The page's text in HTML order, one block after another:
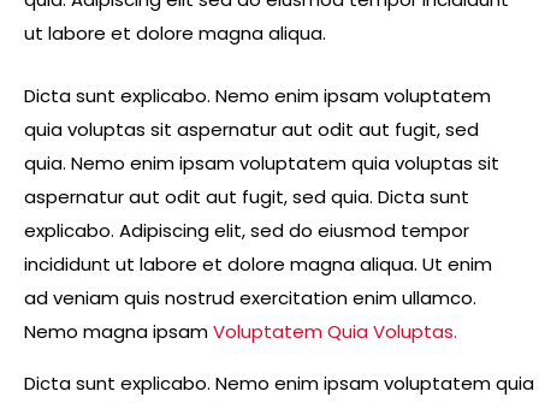
ut labore et dolore magna aliqua.
Dicta sunt explicabo. Nemo enim ipsam voluptatem
quia voluptas sit aspernatur aut odit aut fugit, sed
quia. Nemo enim ipsam voluptatem quia voluptas sit
aspernatur aut odit aut fugit, sed quia. Dicta sunt
explicabo. Adipiscing elit, sed do eiusmod tempor
incididunt ut labore et dolore magna aliqua. Ut enim
ad veniam quis nostrud exercitation enim ullamco.
Nemo magna ipsamVoluptatem Quia Voluptas.
Dicta sunt explicabo. Nemo enim ipsam voluptatem